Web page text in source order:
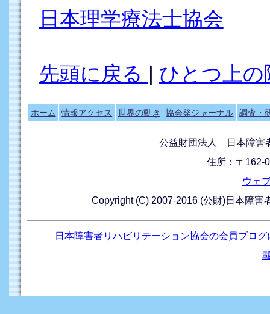
日本理学療法士協会
先頭に戻る ひとつ上の
ホーム 情報アクセス 世界の動き 協会発ジャーナル 調査・
公益財団法人 日本障害
住所：〒162-
ウェ
Copyright (C) 2007-2016 (公財)日本障
日本障害者リハビリテーション協会の会員ブロ